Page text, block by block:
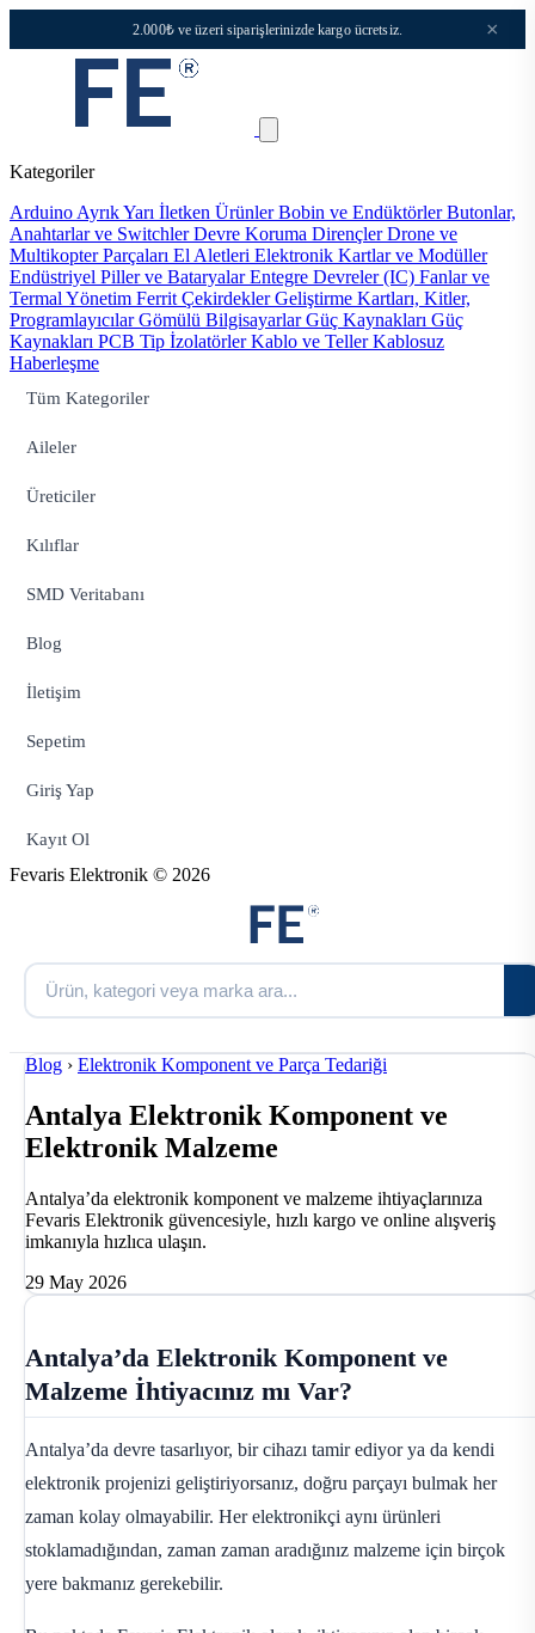
2.000₺ ve üzeri siparişlerinizde kargo ücretsiz. ×
Kategoriler
Arduino Ayrık Yarı İletken ÜrünlerBobin ve EndüktörlerButonlar,
Anahtarlar ve SwitchlerDevre Koruma DirençlerDrone ve
Multikopter Parçaları El Aletleri Elektronik Kartlar ve Modüller
Endüstriyel Piller ve BataryalarEntegre Devreler (IC) Fanlar ve
Termal Yönetim Ferrit ÇekirdeklerGeliştirme Kartları, Kitler,
ProgramlayıcılarGömülü BilgisayarlarGüç Kaynakları Güç
Kaynakları PCB Tip İzolatörlerKablo ve TellerKablosuz
Haberleşme
Tüm Kategoriler
Aileler
Üreticiler
Kılıflar
SMD Veritabanı
Blog
İletişim
Sepetim
Giriş Yap
Kayıt Ol
Fevaris Elektronik © 2026
Blog › Elektronik Komponent ve Parça Tedariği
Antalya Elektronik Komponent ve
Elektronik Malzeme
Antalya’da elektronik komponent ve malzeme ihtiyaçlarınıza
Fevaris Elektronik güvencesiyle, hızlı kargo ve online alışveriş
imkanıyla hızlıca ulaşın.
29 May 2026
Antalya’da Elektronik Komponent ve
Malzeme İhtiyacınız mı Var?
Antalya’da devre tasarlıyor, bir cihazı tamir ediyor ya da kendi
elektronik projenizi geliştiriyorsanız, doğru parçayı bulmak her
zaman kolay olmayabilir. Her elektronikçi aynı ürünleri
stoklamadığından, zaman zaman aradığınız malzeme için birçok
yere bakmanız gerekebilir.